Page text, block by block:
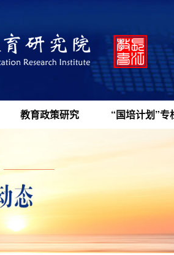
教育政策研究 “国培计划”专